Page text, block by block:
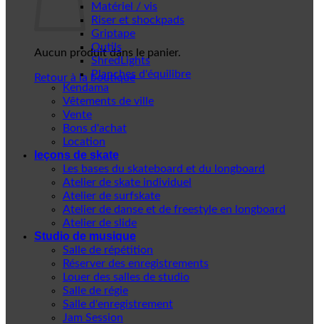
Aucun produit dans le panier.
Retour à la boutique
Matériel / vis
Riser et shockpads
Griptape
Outils
ShredLights
Planches d'équilibre
Kendama
Vêtements de ville
Vente
Bons d'achat
Location
leçons de skate
Les bases du skateboard et du longboard
Atelier de skate individuel
Atelier de surfskate
Atelier de danse et de freestyle en longboard
Atelier de slide
Studio de musique
Salle de répétition
Réserver des enregistrements
Louer des salles de studio
Salle de régie
Salle d'enregistrement
Jam Session